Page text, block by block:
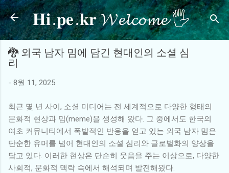
기본 콘텐츠로 건너뛰기
𝐇𝐢.𝐩𝐞.𝐤𝐫 𝓦𝓮𝓵𝓬𝓸𝓶𝓮 🖐
🐉 외국 남자 밈에 담긴 현대인의 소셜 심
리
- 8월 11, 2025
최근 몇 년 사이, 소셜 미디어는 전 세계적으로 다양한 형태의
문화적 현상과 밈(meme)을 생성해 왔다. 그 중에서도 한국의
여초 커뮤니티에서 폭발적인 반응을 얻고 있는 외국 남자 밈은
단순한 유머를 넘어 현대인의 소셜 심리와 글로벌화의 양상을
담고 있다. 이러한 현상은 단순히 웃음을 주는 이상으로, 다양한
사회적, 문화적 맥락 속에서 해석되며 발전해왔다.